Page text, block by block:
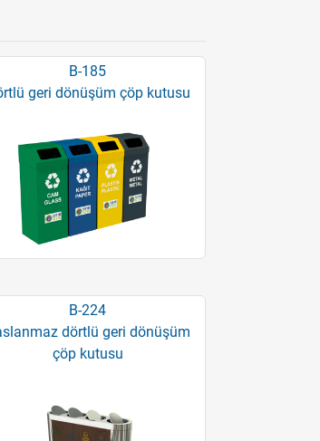
B-185
geri dönüşüm çöp kutusu
B-224
dörtlü geri dönüşüm
çöp kutusu